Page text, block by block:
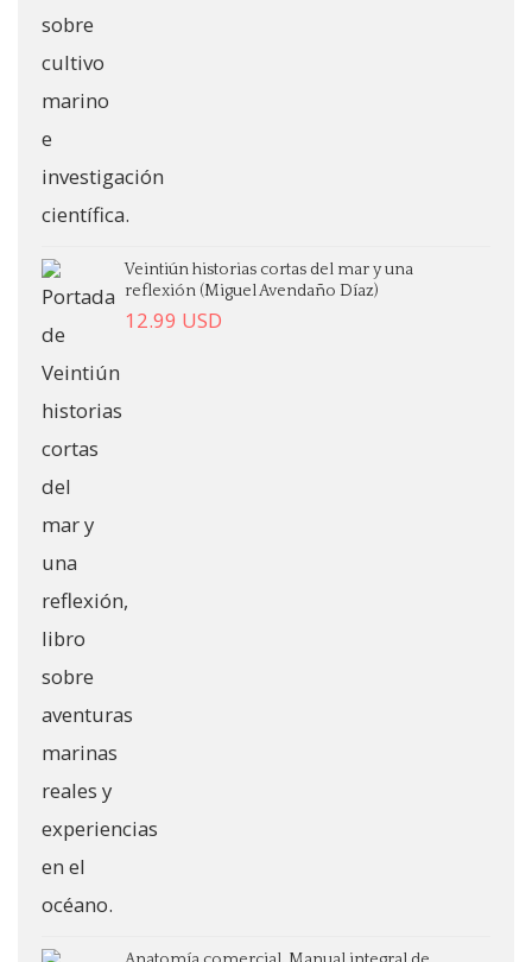
Veintiún historias cortas del mar y una
reflexión (Miguel Avendaño Díaz)
12.99 USD